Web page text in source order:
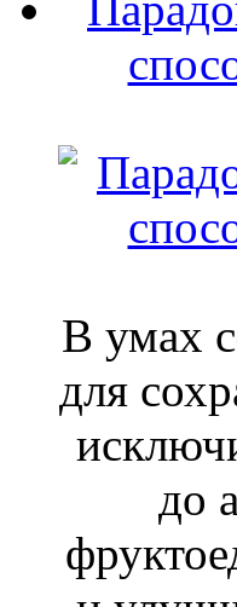
В умах
для
до